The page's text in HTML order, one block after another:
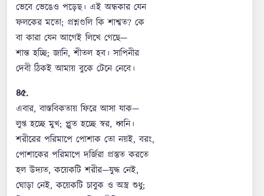
ভেবে ভেঙেও পড়েছ। এই অন্ধকার যেন
ফলকের মতো; প্রশ্নগুলি কি শাশ্বত? কে
বা কারা যেন আগেই লিখে গেছে—
শান্ত হচ্ছি; জানি, শীতল হব। সাপিনীর
দেবী ঠিকই আমায় বুকে টেনে নেবে।
৪৫.
এবার, বাস্তবিকতায় ফিরে আসা যাক—
লুপ্ত হচ্ছে মুখ; প্লুত হচ্ছে স্বর, ধ্বনি।
শরীরের পরিমাপে পোশাক তো নয়ই, বরং,
পোশাকের পরিমাপে দর্জিরা প্রস্তুত করতে
হল উদ্যত, কয়েকটি শরীর—যুদ্ধ নেই,
ঘোড়া নেই, কয়েকটি চাবুক ও অস্ত্র শুধু;